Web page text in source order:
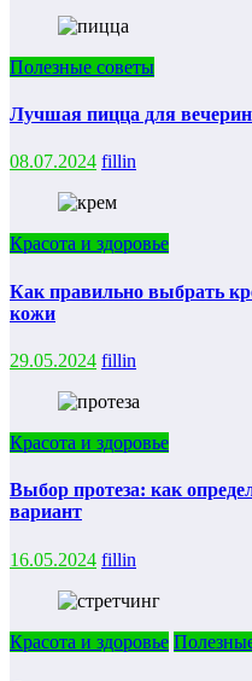
Полезные советы
Лучшая пицца для
08.07.2024 fillin
Красота и здоровье
Как правильно выбрать
кожи
29.05.2024 fillin
Красота и здоровье
Выбор протеза: как
вариант
16.05.2024 fillin
Красота и здоровье